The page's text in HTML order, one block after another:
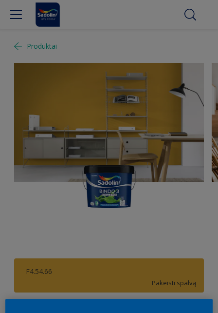
Produktai
F4.54.66
Pakeisti spalvą